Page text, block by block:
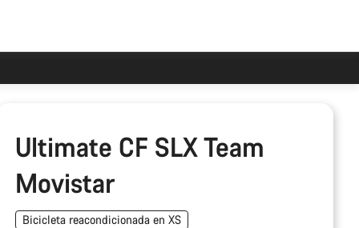
Ultimate CF SLX Team
Movistar
Bicicleta reacondicionada en XS